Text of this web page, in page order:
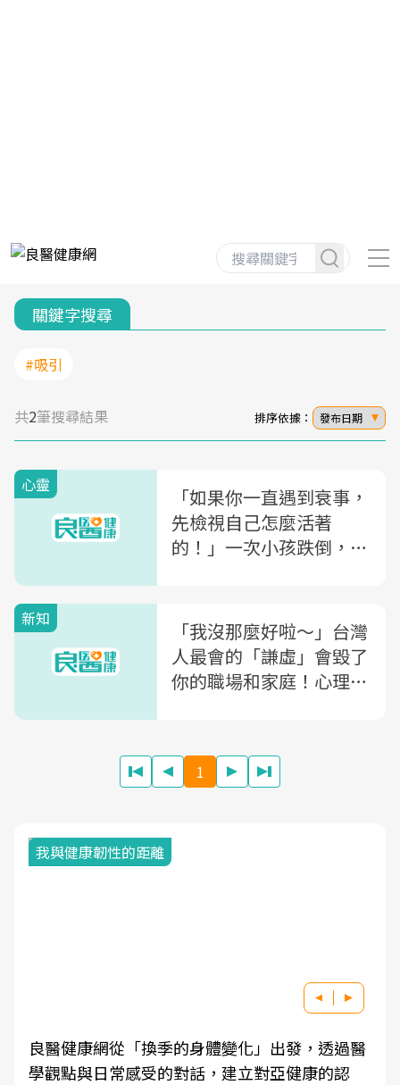
關鍵字搜尋
#吸引
共2筆搜尋結果 排序依據： 發布日期
心靈
「如果你一直遇到衰事，
先檢視自己怎麼活著
的！」一次小孩跌倒，帶
新知
「我沒那麼好啦～」台灣
人最會的「謙虛」會毀了
你的職場和家庭！心理學
1
我與健康韌性的距離
良醫健康網從「換季的身體變化」出發，透過醫
學觀點與日常感受的對話，建立對亞健康的認